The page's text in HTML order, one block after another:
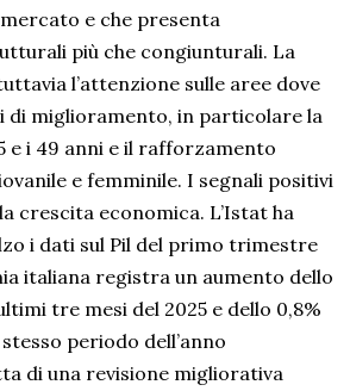
e che presenta
più che congiunturali. La
l’attenzione sulle aree dove
di miglioramento, in particolare la
e i 49 anni e il rafforzamento
e femminile. I segnali positivi
crescita economica. L’Istat ha
i dati sul Pil del primo trimestre
italiana registra un aumento dello
tre mesi del 2025 e dello 0,8%
periodo dell’anno
di una revisione migliorativa